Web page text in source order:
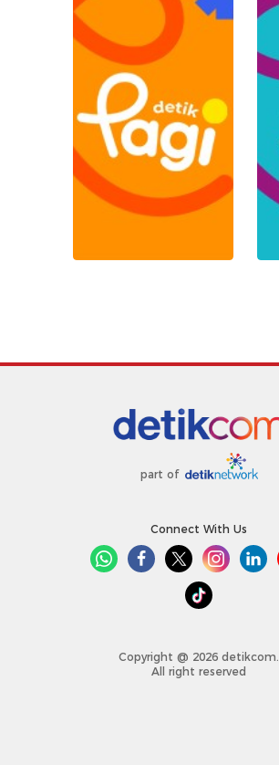
part of
Connect With Us
Copyright @ 2026 detikcom.
All right reserved